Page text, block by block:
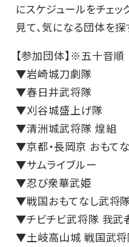
にスケジュールをチェ
見て、気になる団体を探
【参加団体】※五十音順
▼岩崎城刀劇隊
▼春日井武将隊
▼刈谷城盛上げ隊
▼清洲城武将隊 煌組
▼京都・長岡京 おもて
▼サムライブルー
▼忍び衆華武姫
▼戦国おもてなし武将
▼チビチビ武将隊 我武
▼土岐高山城 戦国武将